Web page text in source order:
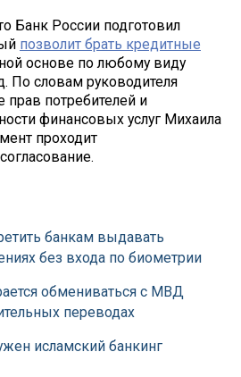
Банк России подготовил
позволит брать кредитные
основе по любому виду
По словам руководителя
потребителей и
финансовых услуг Михаила
проходит
банкам выдавать
без входа по биометрии
обмениваться с МВД
переводах
исламский банкинг